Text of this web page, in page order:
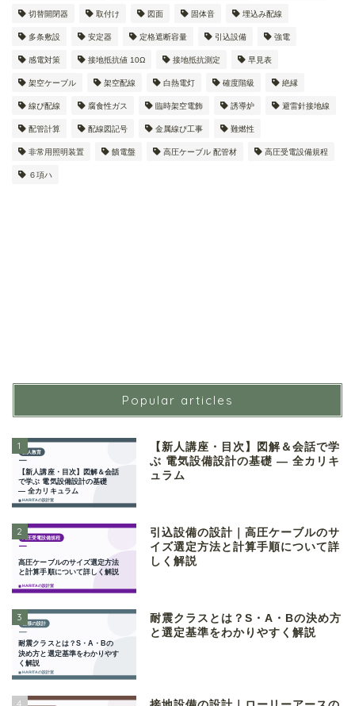
切替開閉器 取付け 図面 固体音 埋込み配線
多条敷設 安定器 定格遮断容量 引込設備 強電
感電対策 接地抵抗値 10Ω 接地抵抗測定 早見表
架空ケーブル 架空配線 白熱電灯 確度階級 絶縁
線ぴ配線 腐食性ガス 臨時架空電飾 誘導炉 避雷針接地線
配管計算 配線図記号 金属線ぴ工事 難燃性
非常用照明装置 饋電盤 高圧ケーブル 配管材 高圧受電設備規程
６項ハ
Popular articles
1
【新人講座・目次】図解＆会話で学
ぶ 電気設備設計の基礎 ― 全カリキ
ュラム
2
引込設備の設計｜高圧ケーブルのサ
イズ選定方法と計算手順について詳
しく解説
3
耐震クラスとは？S・A・Bの決め方
と選定基準をわかりやすく解説
4